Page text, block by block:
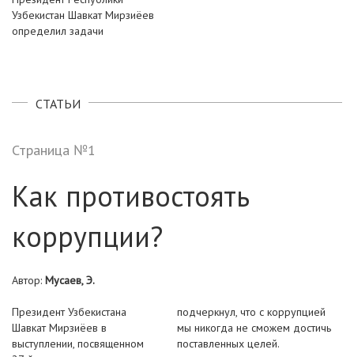
Узбекистан Шавкат Мирзиёев
определил задачи
СТАТЬИ
Страница №1
Как противостоять
коррупции?
Автор: Мусаев, Э.
Президент Узбекистана
ШавкатМирзиёев в
выступлении, посвященном
подчеркнул, что с коррупцией
мы никогда не сможем достичь
поставленных целей.